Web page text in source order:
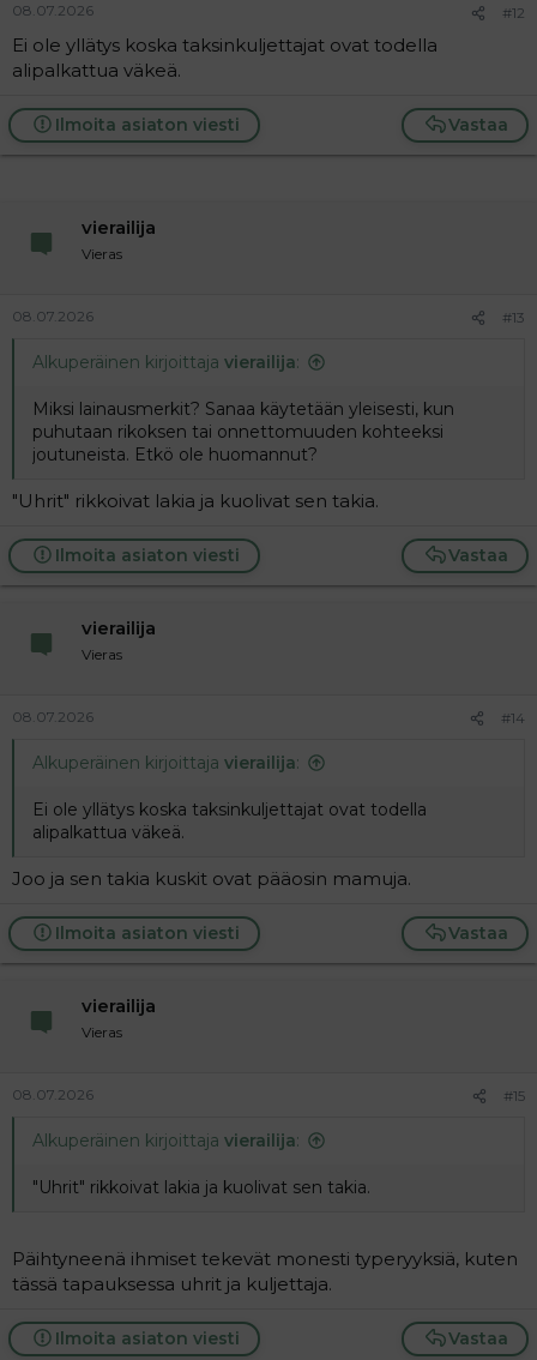
08.07.2026 #12
Ei ole yllätys koska taksinkuljettajat ovat todella
alipalkattua väkeä.
Vastaa
Ilmoita asiaton viesti
vierailija
Vieras
08.07.2026 #13
Alkuperäinen kirjoittaja vierailija:
Miksi lainausmerkit? Sanaa käytetään yleisesti, kun
puhutaan rikoksen tai onnettomuuden kohteeksi
joutuneista. Etkö ole huomannut?
"Uhrit" rikkoivat lakia ja kuolivat sen takia.
Vastaa
Ilmoita asiaton viesti
vierailija
Vieras
08.07.2026 #14
Alkuperäinen kirjoittaja vierailija:
Ei ole yllätys koska taksinkuljettajat ovat todella
alipalkattua väkeä.
Joo ja sen takia kuskit ovat pääosin mamuja.
Vastaa
Ilmoita asiaton viesti
vierailija
Vieras
08.07.2026 #15
Alkuperäinen kirjoittaja vierailija:
"Uhrit" rikkoivat lakia ja kuolivat sen takia.
Päihtyneenä ihmiset tekevät monesti typeryyksiä, kuten
tässä tapauksessa uhrit ja kuljettaja.
Vastaa
Ilmoita asiaton viesti